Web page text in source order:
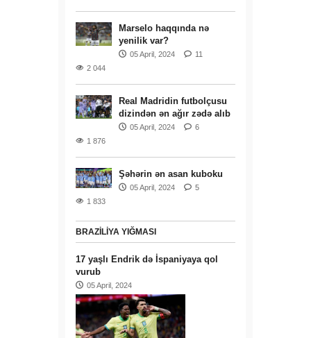
Marselo haqqında nə
yenilik var?
05 April, 2024
11
2 044
Real Madridin futbolçusu
dizindən ən ağır zədə alıb
05 April, 2024
6
1 876
Şəhərin ən asan kuboku
05 April, 2024
5
1 833
BRAZILIYA YIĞMASI
17 yaşlı Endrik də İspaniyaya qol
vurub
05 April, 2024